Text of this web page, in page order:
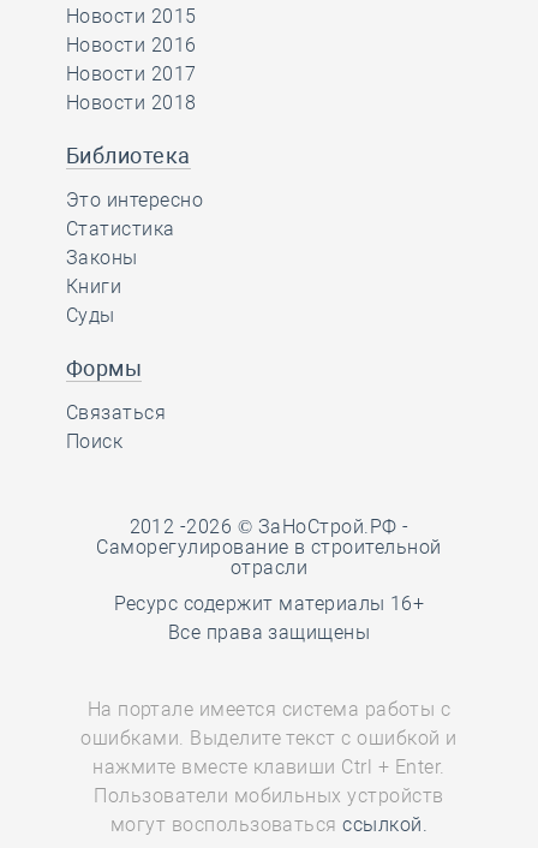
Новости 2015
Новости 2016
Новости 2017
Новости 2018
Библиотека
Это интересно
Статистика
Законы
Книги
Суды
Формы
Связаться
Поиск
2012 -2026 © ЗаНоСтрой.РФ -
Саморегулирование в строительной
отрасли
Ресурс содержит материалы 16+
Все права защищены
На портале имеется система работы с
ошибками. Выделите текст с ошибкой и
нажмите вместе клавиши Ctrl + Enter.
Пользователи мобильных устройств
могут воспользоватьсяссылкой.